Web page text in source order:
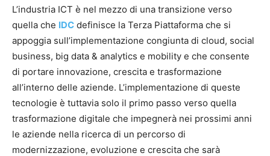
L’industria ICT è nel mezzo di una transizione verso
quella che IDC definisce la Terza Piattaforma che si
appoggia sull’implementazione congiunta di cloud, social
business, big data & analytics e mobility e che consente
di portare innovazione, crescita e trasformazione
all’interno delle aziende. L’implementazione di queste
tecnologie è tuttavia solo il primo passo verso quella
trasformazione digitale che impegnerà nei prossimi anni
le aziende nella ricerca di un percorso di
modernizzazione, evoluzione e crescita che sarà